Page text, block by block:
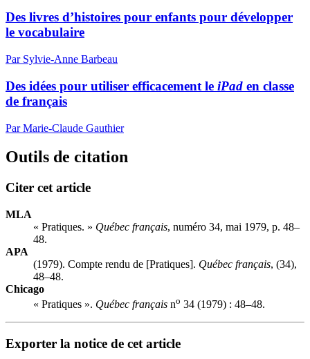
Des livres d’histoires pour enfants pour développer
le vocabulaire
Par Sylvie-Anne Barbeau
Des idées pour utiliser efficacement le iPad en classe
de français
Par Marie-Claude Gauthier
Outils de citation
Citer cet article
MLA
« Pratiques. » Québec français, numéro 34, mai 1979, p. 48–
48.
APA
(1979). Compte rendu de [Pratiques]. Québec français, (34),
48–48.
Chicago
« Pratiques ». Québec français no 34 (1979) : 48–48.
Exporter la notice de cet article